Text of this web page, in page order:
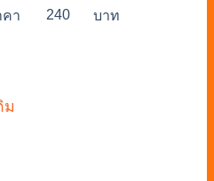
คา 240 บาท
ม